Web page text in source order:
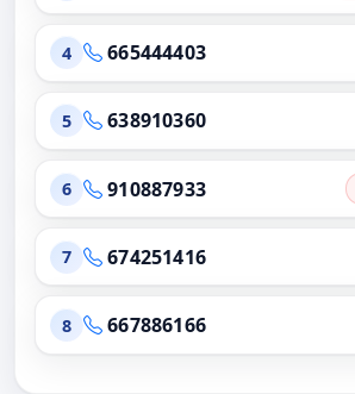
4 665444403
5 638910360
6 910887933
7 674251416
8 667886166